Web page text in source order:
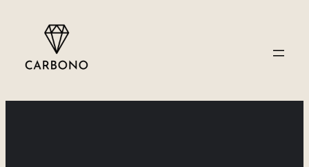
contenido